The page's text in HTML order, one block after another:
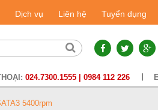
Dịch vụ Liên hệ Tuyển dụng
024.7300.1555 | 0984 112 226
5400rpm